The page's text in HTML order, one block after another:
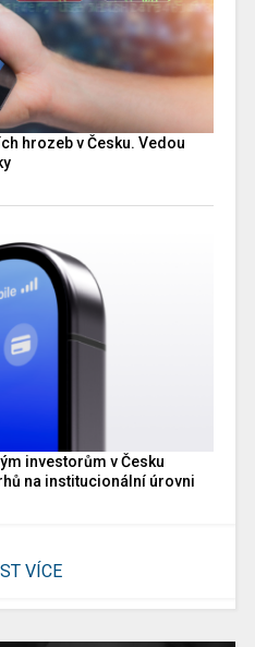
hrozeb v Česku. Vedou
investorům v Česku
na institucionální úrovni
VÍCE